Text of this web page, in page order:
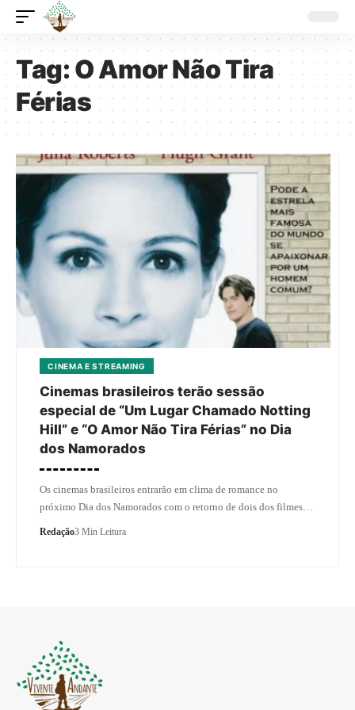
Tag:O Amor Não Tira
Férias
CINEMA E STREAMING
Cinemas brasileiros terão sessão
especial de “Um Lugar Chamado Notting
Hill” e “O Amor Não Tira Férias” no Dia
dos Namorados
Os cinemas brasileiros entrarão em clima de romance no
próximo Dia dos Namorados com o retorno de dois dos filmes…
Redação3 Min Leitura